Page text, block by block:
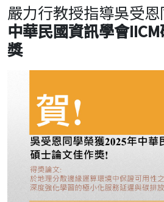
嚴力行教授指導吳受恩
中華民國資訊學會
獎